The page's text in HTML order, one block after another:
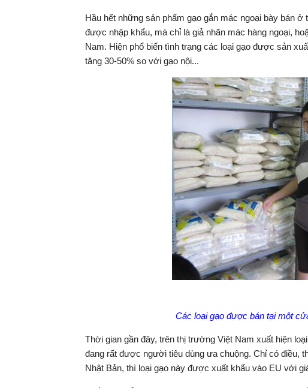
Hầu hết những sản phẩm gạo gắn mác ngoại bày bán
được nhập khẩu, mà chỉ là giả nhãn mác hàng ngoại,
Nam. Hiện phổ biến tình trạng các loại gạo được sản
tăng 30-50% so với gạo nội...
Các loại gạo được bán tại một
Thời gian gần đây, trên thị trường Việt Nam xuất hiện
đang rất được người tiêu dùng ưa chuộng. Chỉ có điều,
Nhật Bản, thì loại gạo này được xuất khẩu vào EU với